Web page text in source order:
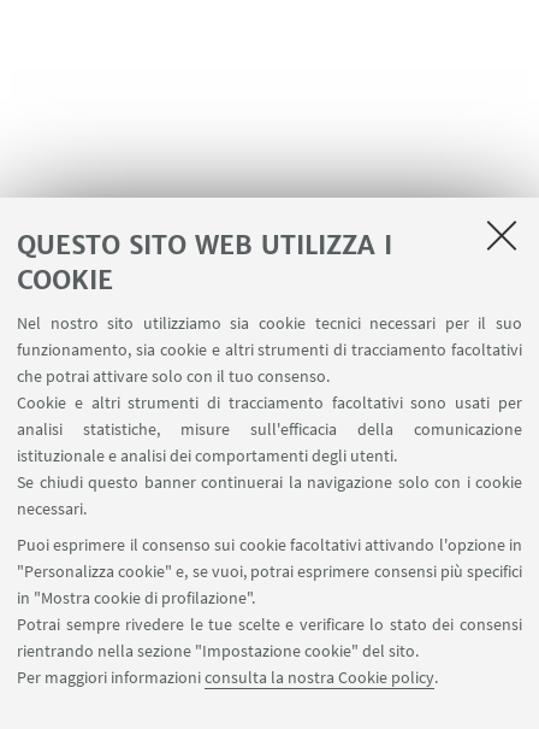
QUESTO SITO WEB UTILIZZA I
COOKIE
Nel nostro sito utilizziamo sia cookie tecnici necessari per il suo
funzionamento, sia cookie e altri strumenti di tracciamento facoltativi
che potrai attivare solo con il tuo consenso.
Cookie e altri strumenti di tracciamento facoltativi sono usati per
analisi statistiche, misure sull'efficacia della comunicazione
istituzionale e analisi dei comportamenti degli utenti.
Se chiudi questo banner continuerai la navigazione solo con i cookie
necessari.
Puoi esprimere il consenso sui cookie facoltativi attivando l'opzione in
"Personalizza cookie" e, se vuoi, potrai esprimere consensi più specifici
in "Mostra cookie di profilazione".
Potrai sempre rivedere le tue scelte e verificare lo stato dei consensi
rientrando nella sezione "Impostazione cookie" del sito.
Per maggiori informazioniconsulta la nostra Cookie policy.
Area riservata
Contatti
SEGUI IL DIPARTIMENTO SU:
SEGUI UNIBO SU:
APP: